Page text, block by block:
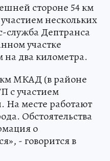
стороне 54 км
нескольких
служба Дептранса
участке
два километра.
МКАД (в районе
с участием
На месте работают
Обстоятельства
о
- говорится в